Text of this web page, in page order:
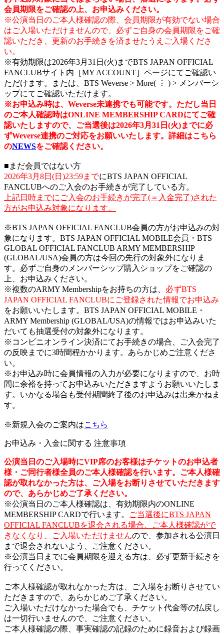
会員期限をご確認の上、お申込みください。
※公演当日のご本人様確認の際、会員期限が有効でない場合
はご入場いただけませんので、必ずご自身の会員期限をご確
認いただき、更新のお手続きを済ませたうえご入場くださ
い。
※有効期限は2026年3月31日(火)までBTS JAPAN OFFICIAL
FANCLUBサイト内［MY ACCOUNT］ページにてご確認い
ただけます。または、BTS Weverse > More( ⋮ ) > メンバーシ
ップにてご確認いただけます。
※お申込み時は、Weverse未連携でも可能です。ただし当日
のご本人確認時はONLINE MEMBERSHIP CARDにてご確
認いたしますので、ご当選後は2026年3月31日(火)までに必
ずWeverse連携のご対応をお願いいたします。詳細はこちら
のNEWSをご確認ください。
■まだ会員ではない方
2026年3月8日(日)23:59までにBTS JAPAN OFFICIAL
FANCLUBへのご入会のお手続きが完了している方。
上記日時までにご入会のお手続きが完了(＝入金完了)された
方がお申込み対象になります。
※BTS JAPAN OFFICIAL FANCLUB会員の方がお申込みの対
象になります。BTS JAPAN OFFICIAL MOBILE会員・BTS
GLOBAL OFFICIAL FANCLUB ARMY MEMBERSHIP
(GLOBAL/USA)会員の方は今回の先行の対象外になりま
す。必ずご自身のメンバーシップ購入ショップをご確認の
上、お申込みください。
※複数のARMY Membershipをお持ちの方は、 必ずBTS
JAPAN OFFICIAL FANCLUBにご登録された情報でお申込み
をお願いいたします。BTS JAPAN OFFICIAL MOBILE・
ARMY Membership (GLOBAL/USA)の情報ではお申込みいた
だいても抽選受付の対象外になります。
※コンビニオンライン決済にてお手続きの場合、ご入会完了
の反映までに3時間程かかります。あらかじめご注意くださ
い。
※お申込み時に会員情報の入力が必要になりますので、お時
間に余裕を持ってお申込みいただきますようお願いいたしま
す。いかなる場合も受付期間終了後のお申込みは出来かねま
す。
※新規入会のご案内はこちら
お申込み・入金に関する 注意事項
公演当日のご入場時にVIP席のお客様はチケットのお申込者
様・ご同行者様全員のご本人様確認を行います。ご本人様確
認が取れなかった方は、ご入場をお断りさせていただきます
ので、あらかじめご了承ください。
※公演当日のご本人様確認は、有効期限内のONLINE
MEMBERSHIP CARDで行います。
ご当選後にBTS JAPAN
OFFICIAL FANCLUBを退会される場合、ご本人様確認がで
きなくなり、ご入場いただけませんので、参加される公演日
まで退会されないよう、ご注意ください。
※公演当日までに会員期限を迎える方は、必ず更新手続きを
行ってください。
ご本人様確認が取れなかった方は、ご入場をお断りさせてい
ただきますので、あらかじめご了承ください。
ご入場いただけなかった場合でも、チケット代金等の払戻し
は一切行いませんので、ご注意ください。
ご本人様確認の際、事実確認の記録のために録音および録画